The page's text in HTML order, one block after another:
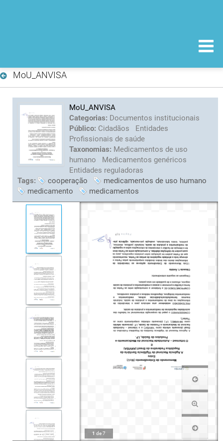
MoU_ANVISA
MoU_ANVISA
Categorias: Documentos institucionais
Público: Cidadãos
Entidades
Profissionais de saúde
Taxonomias: Medicamentos de uso
humano
Medicamentos genéricos
Entidades reguladoras
Tags:
cooperação
medicamentos de uso humano
medicamento
medicamentos
1 de7